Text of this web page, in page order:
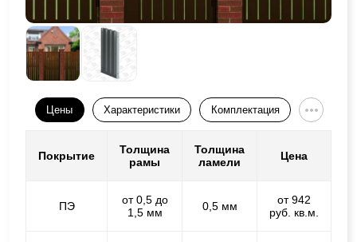
Цены Характеристики Комплектация
Покрытие
Толщина
рамы
Толщина
ламели
Цена
ПЭ
от 0,5 до
1,5 мм
0,5 мм
от 942
руб. кв.м.